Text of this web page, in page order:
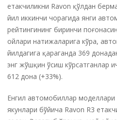
етакчиликни Ravon қўлдан
йил иккинчи чорагида янги
рейтингининг биринчи
ойлари натижаларига кўра,
йилдагига қараганда 369
энг жўшқин ўсиш кўрсатганлар
612 дона (+33%).
Енгил автомобиллар моделлари
якунлари бўйича Ravon R3